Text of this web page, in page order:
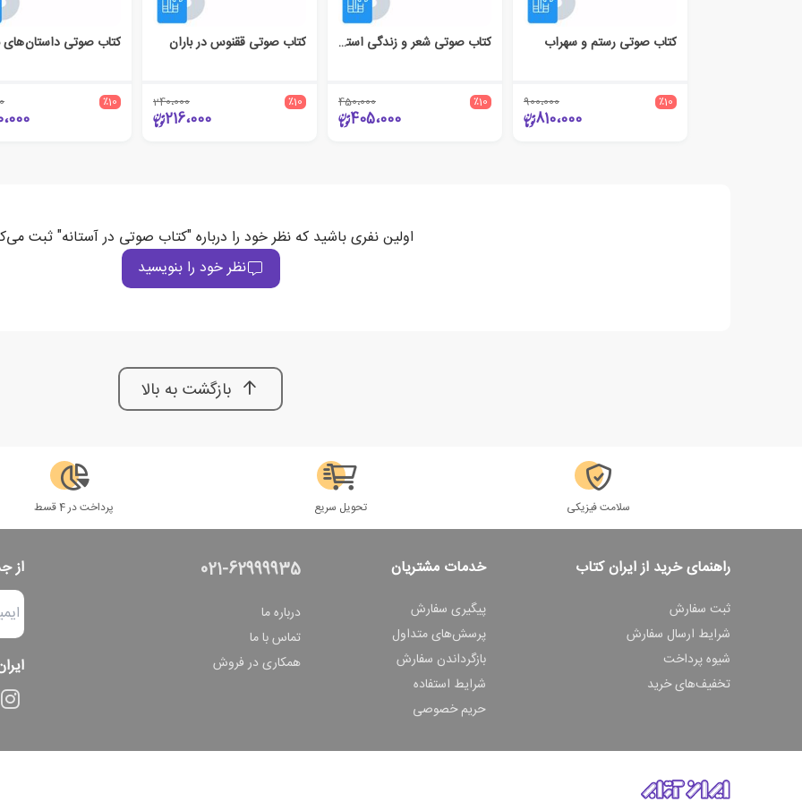
کتاب صوتی رستم و سهراب
٪10 900،000
810،000
کتاب صوتی شعر و زندگی استاد شهریار
٪10 450،000
405،000
کتاب صوتی ققنوس در باران
٪10 240،000
216،000
٪10
اولین نفری باشید که نظر خود را درباره "کتاب صوتی در آستانه" ثبت
نظر خود را بنویسید
بازگشت به بالا
سلامت فیزیکی تحویل سریع پرداخت در 4 قسط
راهنمای خرید از ایران کتاب
ثبت سفارش
شرایط ارسال سفارش
شیوه پرداخت
تخفیف‌های خرید
خدمات مشتریان
پیگیری سفارش
پرسش‌های متداول
بازگرداندن سفارش
شرایط استفاده
حریم خصوصی
021-62999935
درباره ما
تماس با ما
همکاری در فروش
از